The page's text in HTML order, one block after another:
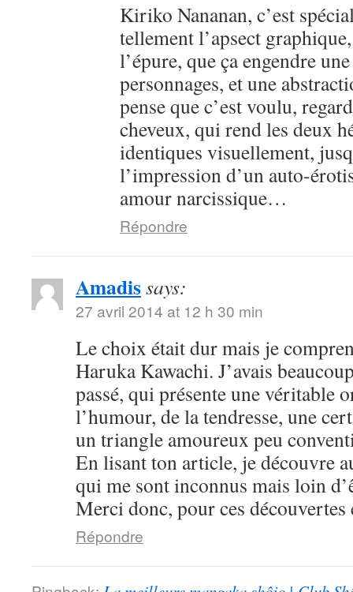
Kiriko Nananan, c’est
tellement l’apsect
l’épure, que ça engendre
personnages, et une
pense que c’est voulu,
cheveux, qui rend les deux
identiques visuellement,
l’impression d’un auto-
amour narcissique…
Répondre
Amadissays:
27 avril 2014 at 12 h 30 min
Le choix était dur mais je
Haruka Kawachi. J’avais
passé, qui présente une véritable
l’humour, de la tendresse, une
un triangle amoureux peu
En lisant ton article, je découvre
qui me sont inconnus mais loin
Merci donc, pour ces
Répondre